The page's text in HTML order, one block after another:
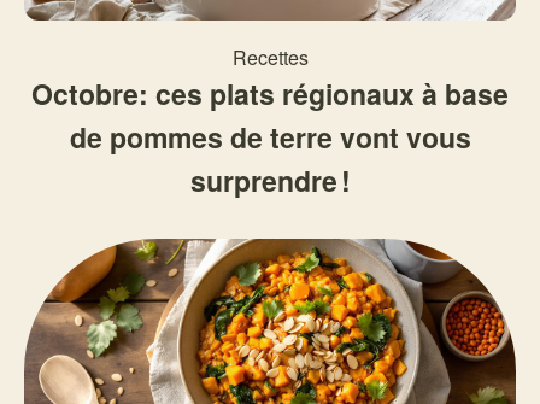
Recettes
Octobre: ces plats régionaux à base
de pommes de terre vont vous
surprendre !